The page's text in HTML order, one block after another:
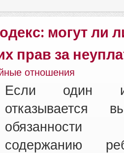
могут ли
прав за
отношения
Если один
отказывается
содержанию